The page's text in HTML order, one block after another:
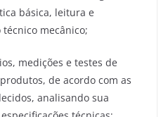
básica, leitura e
mecânico;
medições e testes de
de acordo com as
analisando sua